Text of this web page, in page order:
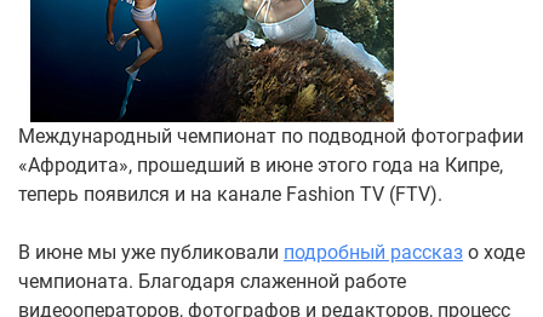
Международный чемпионат по подводной фотографии
«Афродита», прошедший в июне этого года на Кипре,
теперь появился и на канале Fashion TV (FTV).
В июне мы уже публиковали подробный рассказ о ходе
чемпионата. Благодаря слаженной работе
видеооператоров, фотографов и редакторов, процесс